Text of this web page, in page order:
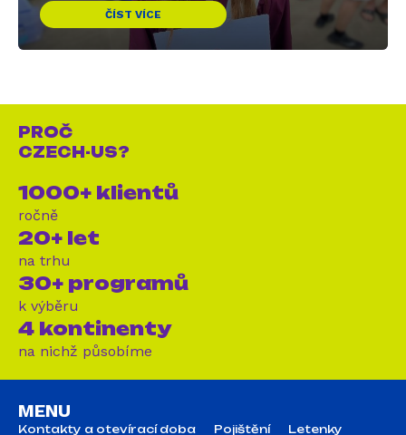
ČÍST VÍCE
PROČ
CZECH-US?
1000+ klientů
ročně
20+ let
na trhu
30+ programů
k výběru
4 kontinenty
na nichž působíme
MENU
Kontakty a otevírací doba Pojištění Letenky